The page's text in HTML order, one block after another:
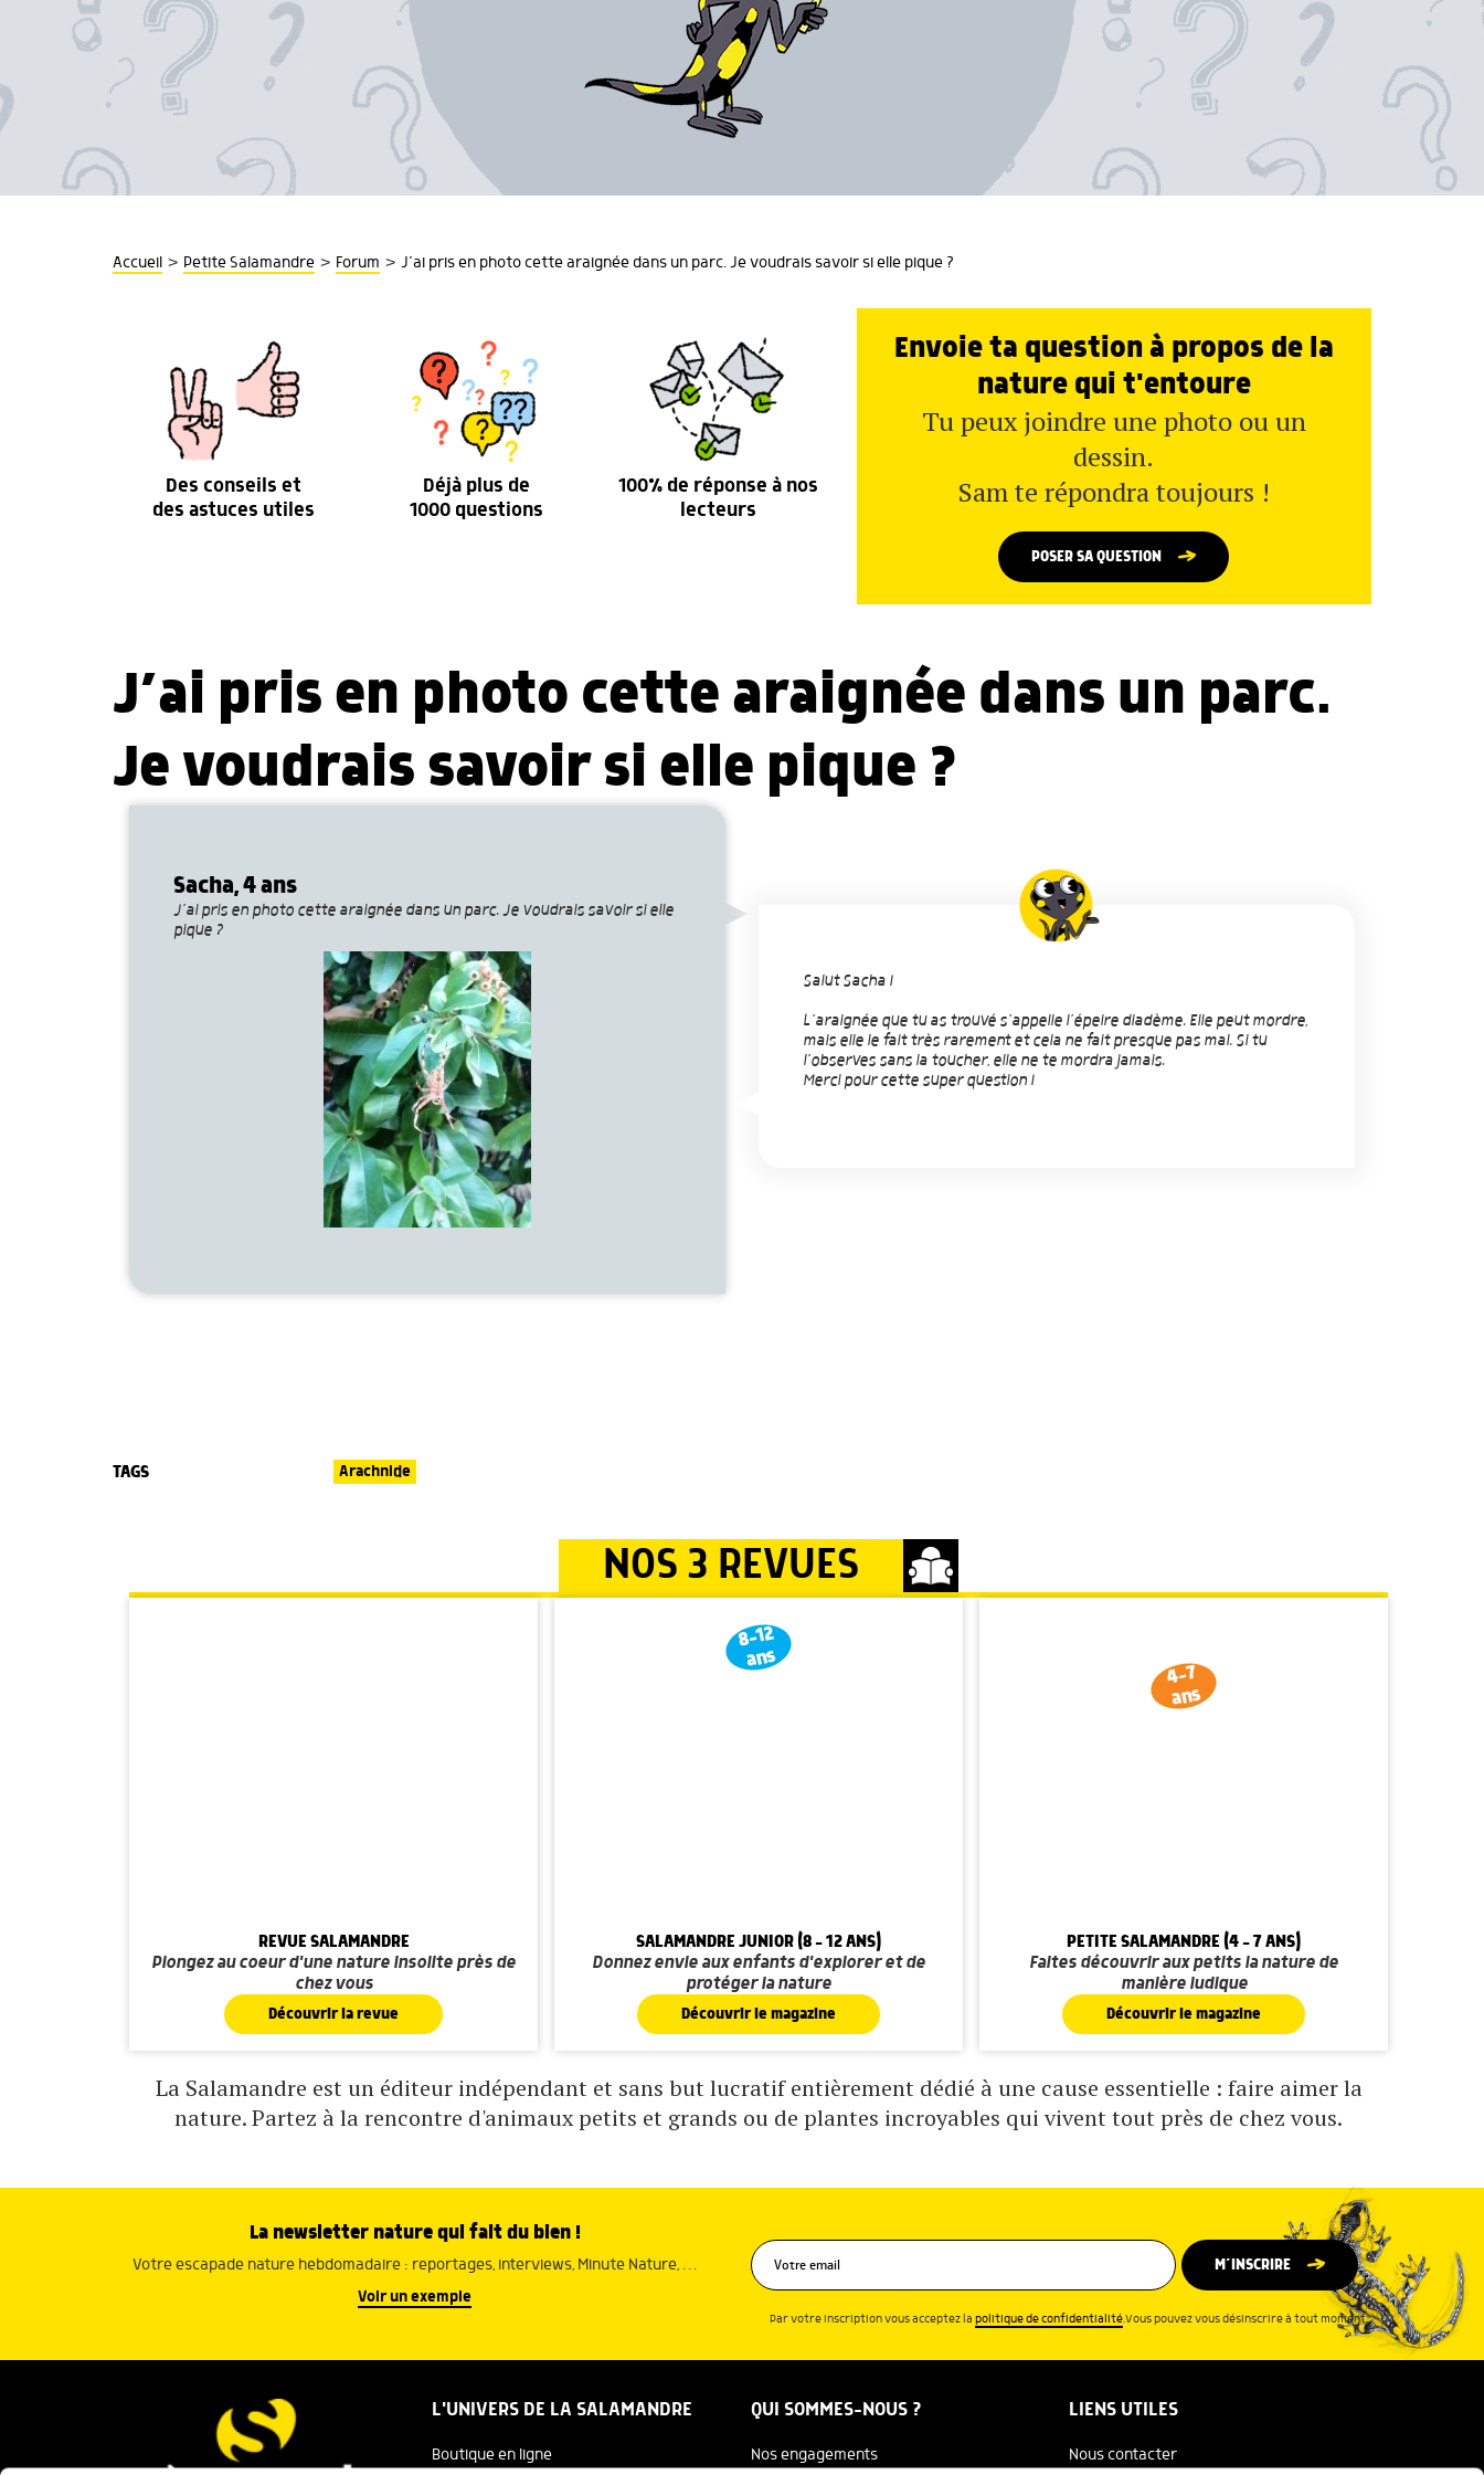
Accueil > Petite Salamandre > Forum > J’ai pris en photo cette araignée dans un parc. Je voudrais savoir si elle pique ?
Des conseils et
des astuces utiles
Déjà plus de
1000 questions
100% de réponse à nos
lecteurs
Envoie ta question à propos de la
nature qui t'entoure
Tu peux joindre une photo ou un
dessin.
Sam te répondra toujours !
POSER SA QUESTION
J’ai pris en photo cette araignée dans un parc.
Je voudrais savoir si elle pique ?
Sacha, 4 ans
J’ai pris en photo cette araignée dans un parc. Je voudrais savoir si elle
pique ?
Salut Sacha !
L’araignée que tu as trouvé s’appelle l’épeire diadème. Elle peut mordre,
mais elle le fait très rarement et cela ne fait presque pas mal. Si tu
l’observes sans la toucher, elle ne te mordra jamais.
Merci pour cette super question !
TAGS Arachnide
NOS 3 REVUES
REVUE SALAMANDRE
Plongez au coeur d'une nature insolite près de
chez vous
Découvrir la revue
8-12
ans
SALAMANDRE JUNIOR (8 - 12 ANS)
Donnez envie aux enfants d'explorer et de
protéger la nature
Découvrir le magazine
4-7
ans
PETITE SALAMANDRE (4 - 7 ANS)
Faites découvrir aux petits la nature de
manière ludique
Découvrir le magazine
La Salamandre est un éditeur indépendant et sans but lucratif entièrement dédié à une cause essentielle : faire aimer la
nature. Partez à la rencontre d'animaux petits et grands ou de plantes incroyables qui vivent tout près de chez vous.
La newsletter nature qui fait du bien !
Votre escapade nature hebdomadaire : reportages, interviews, Minute Nature, …
Voir un exemple
M’INSCRIRE
Par votre inscription vous acceptez lapolitique de confidentialité.Vous pouvez vous désinscrire à tout moment.
L'UNIVERS DE LA SALAMANDRE
Boutique en ligne
QUI SOMMES-NOUS ?
Nos engagements
LIENS UTILES
Nous contacter